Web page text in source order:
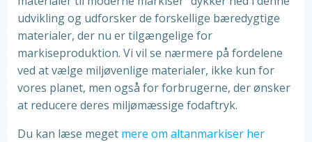
udvikling og udforsker de forskellige bæredygtige
materialer, der nu er tilgængelige for
markiseproduktion. Vi vil se nærmere på fordelene
ved at vælge miljøvenlige materialer, ikke kun for
vores planet, men også for forbrugerne, der ønsker
at reducere deres miljømæssige fodaftryk.
Du kan læse meget mere om altanmarkiser her